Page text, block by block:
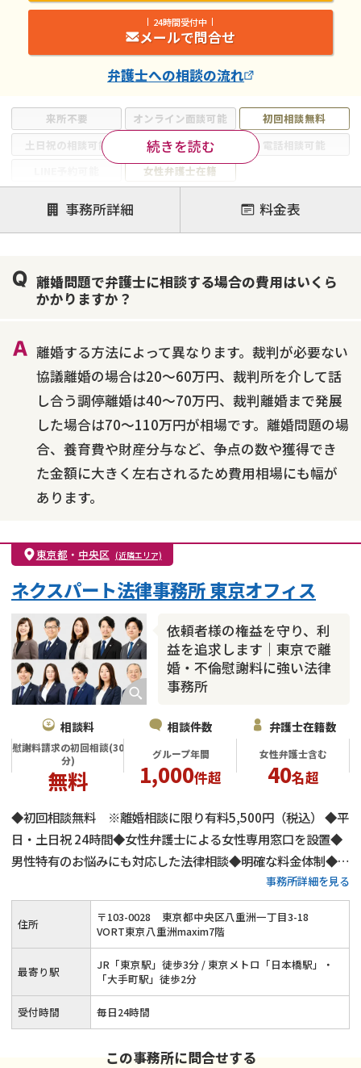
来所不要 オンライン面談可能
初回相談無料
土日祝の相談可能
19時以降電話可能
電話相談可能
女性弁護士在籍
注力案件
離婚前相談
離婚調停
離婚裁判
不貞・不倫慰謝料請求
国際離婚
養育費問題
財産分与
続きを読む
24時間受付中
メールで問合せ
弁護士への相談の流れ
事務所詳細 料金表
離婚問題で弁護士に相談する場合の費用はいくら
かかりますか？
離婚する方法によって異なります。裁判が必要ない
協議離婚の場合は20～60万円、裁判所を介して話
し合う調停離婚は40～70万円、裁判離婚まで発展
した場合は70～110万円が相場です。離婚問題の場
合、養育費や財産分与など、争点の数や獲得でき
た金額に大きく左右されるため費用相場にも幅が
あります。
東京都 ・ 中央区 (近隣エリア)
依頼者様の権益を守り、利
益を追求します｜東京で離
婚・不倫慰謝料に強い法律
事務所
ネクスパート法律事務所 東京オフィス
相談料
慰謝料請求の初回相談(30
分)
無料
相談件数
グループ年間
1,000件超
弁護士在籍数
女性弁護士含む
40名超
◆初回相談無料 ※離婚相談に限り有料5,500円（税込） ◆平
日・土日祝 24時間◆女性弁護士による女性専用窓口を設置◆
男性特有のお悩みにも対応した法律相談◆明確な料金体制◆不
倫慰謝料請求の相談件数は年間1,000件以上◆離婚・男女問題
にまつわる全ての問題に対応します！東京で離婚・不倫慰謝料
のお悩みはネクスパート法律事務所へ
事務所詳細を見る
住所 〒103-0028
東京都中央区八重洲一丁目3-18
VORT東京八重洲maxim7階
最寄り駅
JR「東京駅」徒歩3分 / 東京メトロ「日本橋駅」・
「大手町駅」徒歩2分
受付時間 毎日24時間
この事務所に問合せする